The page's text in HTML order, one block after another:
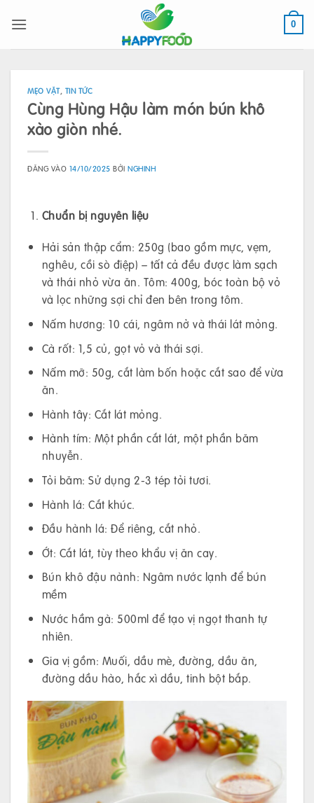
qua
0
MẸO VẶT, TIN TỨC
Cùng Hùng Hậu làm món bún khô
xào giòn nhé.
ĐĂNG VÀO 14/10/2025 BỞINGHINH
Chuẩn bị nguyên liệu
Hải sản thập cẩm: 250g (bao gồm mực, vẹm,
nghêu, cồi sò điệp) – tất cả đều được làm sạch
và thái nhỏ vừa ăn. Tôm: 400g, bóc toàn bộ vỏ
và lọc những sợi chỉ đen bên trong tôm.
Nấm hương: 10 cái, ngâm nở và thái lát mỏng.
Cà rốt: 1,5 củ, gọt vỏ và thái sợi.
Nấm mỡ: 50g, cắt làm bốn hoặc cắt sao để vừa
ăn.
Hành tây: Cắt lát mỏng.
Hành tím: Một phần cắt lát, một phần băm
nhuyễn.
Tỏi băm: Sử dụng 2-3 tép tỏi tươi.
Hành lá: Cắt khúc.
Đầu hành lá: Để riêng, cắt nhỏ.
Ớt: Cắt lát, tùy theo khẩu vị ăn cay.
Bún khô đậu nành: Ngâm nước lạnh để bún
mềm
Nước hầm gà: 500ml để tạo vị ngọt thanh tự
nhiên.
Gia vị gồm: Muối, dầu mè, đường, dầu ăn,
đường dầu hào, hắc xì dầu, tinh bột bắp.